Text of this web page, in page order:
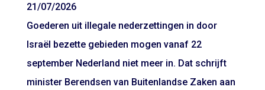
21/07/2026
Goederen uit illegale nederzettingen in door
Israël bezette gebieden mogen vanaf 22
september Nederland niet meer in. Dat schrijft
minister Berendsen van Buitenlandse Zaken aan